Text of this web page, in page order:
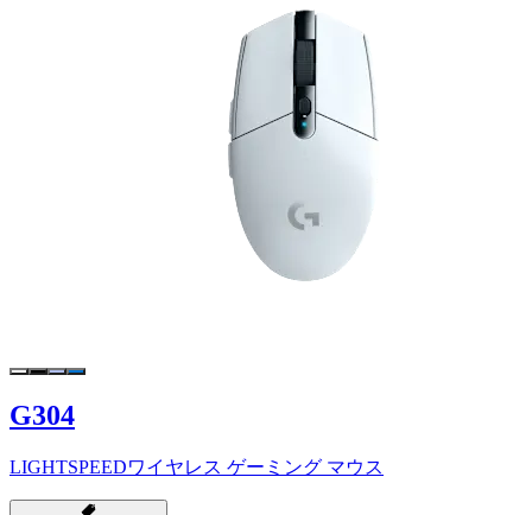
G304
LIGHTSPEEDワイヤレス ゲーミング マウス